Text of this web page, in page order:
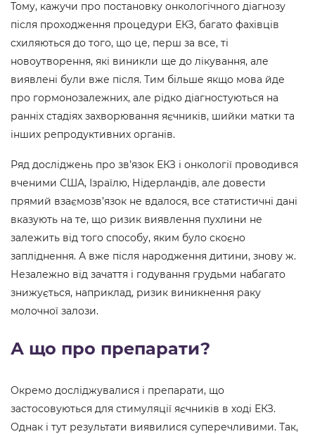
Тому, кажучи про постановку онкологічного діагнозу
після проходження процедури ЕКЗ, багато фахівців
схиляються до того, що це, перш за все, ті
новоутворення, які виникли ще до лікування, але
виявлені були вже після. Тим більше якщо мова йде
про гормонозалежних, але рідко діагностуються на
ранніх стадіях захворювання яєчників, шийки матки та
інших репродуктивних органів.
Ряд досліджень про зв’язок ЕКЗ і онкології проводився
вченими США, Ізраїлю, Нідерландів, але довести
прямий взаємозв’язок не вдалося, все статистичні дані
вказують на те, що ризик виявлення пухлини не
залежить від того способу, яким було скоєно
запліднення. А вже після народження дитини, знову ж.
Незалежно від зачаття і годування грудьми набагато
знижується, наприклад, ризик виникнення раку
молочної залози.
А що про препарати?
Окремо досліджувалися і препарати, що
застосовуються для стимуляції яєчників в ході ЕКЗ.
Однак і тут результати виявилися суперечливими. Так,